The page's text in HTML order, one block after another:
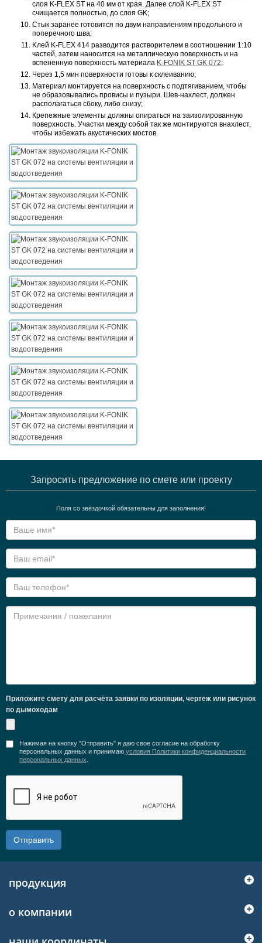
слоя K-FLEX ST на 40 мм от края. Далее слой K-FLEX ST
счищается полностью, до слоя GK;
Стык заранее готовится по двум направлениям продольного и
поперечного шва;
Kлей K-FLEX 414 разводится растворителем в соотношении 1:10
частей, затем наносится на металлическую поверхность и на
вспененную поверхность материала K-FONIK ST GK 072;
Через 1,5 мин поверхности готовы к склеиванию;
Материал монтируется на поверхность с подтягиванием, чтобы
не образовывались провисы и пузыри. Шев-нахлест, должен
располагаться сбоку, либо снизу;
Крепежные элементы должны опираться на заизолированную
поверхность. Участки между собой так же монтируются внахлест,
чтобы избежать акустических мостов.
Запросить предложение по смете или проекту
Поля со звёздочкой обязательны для заполнения!
Приложите смету для расчёта заявки по изоляции, чертеж или рисунок
по дымоходам
Нажимая на кнопку "Отправить" я даю свое согласие на обработку
персональных данных и принимаю условия Политики конфиденциальности
персональных данных
Отправить
продукция
о компании